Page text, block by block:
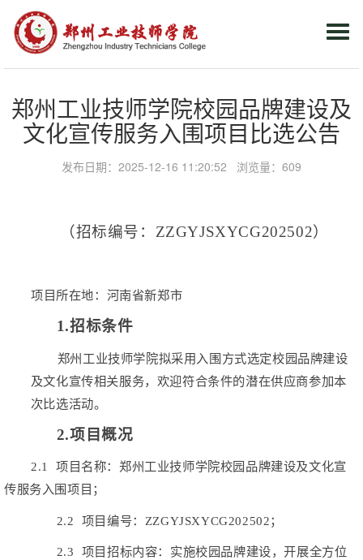
郑州工业技师学院校园品牌建设及
文化宣传服务入围项目比选公告
发布日期：2025-12-16 11:20:52 浏览量： 609
（招标编号： ZZGYJSXYCG202502）
项目所在地：河南省新郑市
1.招标条件
郑州工业技师学院拟采用入围方式选定校园品牌建设
及文化宣传相关服务，欢迎符合条件的潜在供应商参加本
次比选活动。
2.项目概况
2.1 项目名称：郑州工业技师学院校园品牌建设及文化宣
传服务入围项目；
2.2 项目编号：ZZGYJSXYCG202502；
2.3 项目招标内容：实施校园品牌建设，开展全方位